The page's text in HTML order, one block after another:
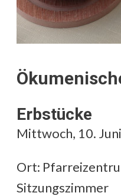
Erbstücke
Mittwoch, 10.
Ort:
Sitzungszimmer